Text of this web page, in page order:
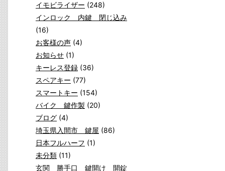
イモビライザー (248)
インロック 内鍵 閉じ込み
(16)
お客様の声 (4)
お知らせ (1)
キーレス登録 (36)
スペアキー (77)
スマートキー (154)
バイク 鍵作製 (20)
ブログ (4)
埼玉県入間市 鍵屋 (86)
日本フルハーフ (1)
未分類 (11)
玄関 勝手口 鍵開け 開錠